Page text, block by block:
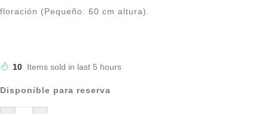
floración (Pequeño: 60 cm altura).
10 Items sold in last 5 hours
Disponible para reserva